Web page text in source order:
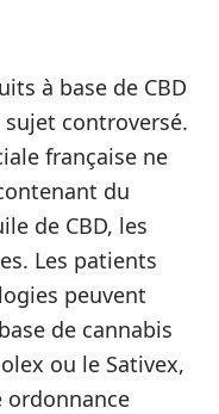
à base de CBD
controversé.
française ne
du
de CBD, les
Les patients
peuvent
de cannabis
ou le Sativex,
ordonnance